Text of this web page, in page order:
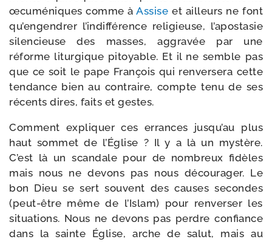
œcu­mé­niques comme àAssiseet ailleurs ne font
qu’en­gen­drer l’in­dif­fé­rence reli­gieuse, l’a­po­sta­sie
silen­cieuse des masses, aggra­vée par une
réforme litur­gique pitoyable. Et il ne semble pas
que ce soit le pape François qui ren­ver­se­ra cette
ten­dance bien au contraire, compte tenu de ses
récents dires, faits et gestes.
Comment expli­quer ces errances jus­qu’au plus
haut som­met de l’Église ? Il y a là un mys­tère.
C’est là un scan­dale pour de nom­breux fidèles
mais nous ne devons pas nous décou­ra­ger. Le
bon Dieu se sert sou­vent des causes secondes
(peut-​être même de l’Islam) pour ren­ver­ser les
situa­tions. Nous ne devons pas perdre confiance
dans la sainte Église, arche de salut, mais au